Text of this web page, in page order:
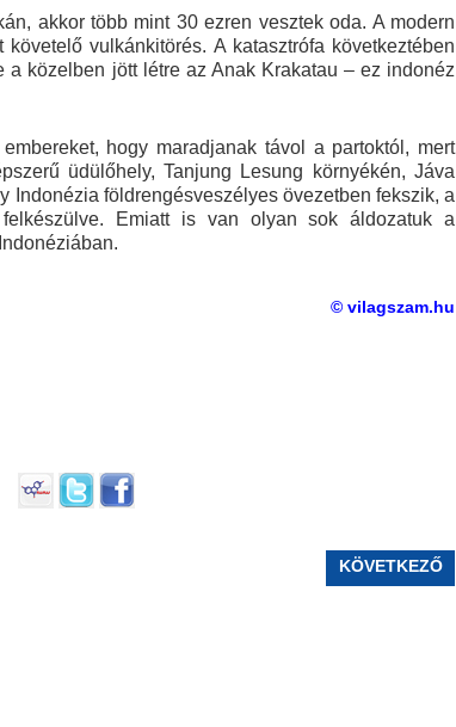
akkor több mint 30 ezren vesztek oda. A modern
vulkánkitörés. A katasztrófa következtében
a közelben jött létre az Anak Krakatau – ez indonéz
hogy maradjanak távol a partoktól, mert
üdülőhely, Tanjung Lesung környékén, Jáva
Indonézia földrengésveszélyes övezetben fekszik, a
felkészülve. Emiatt is van olyan sok áldozatuk a
© vilagszam.hu
KÖVETKEZŐ